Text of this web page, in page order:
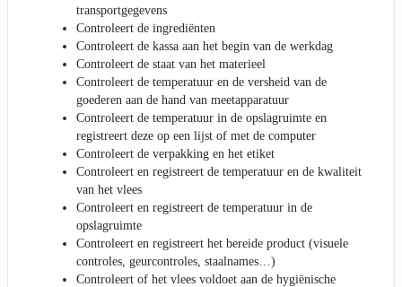
transportgegevens
Controleert de ingrediënten
Controleert de kassa aan het begin van de werkdag
Controleert de staat van het materieel
Controleert de temperatuur en de versheid van de
goederen aan de hand van meetapparatuur
Controleert de temperatuur in de opslagruimte en
registreert deze op een lijst of met de computer
Controleert de verpakking en het etiket
Controleert en registreert de temperatuur en de kwaliteit
van het vlees
Controleert en registreert de temperatuur in de
opslagruimte
Controleert en registreert het bereide product (visuele
controles, geurcontroles, staalnames…)
Controleert of het vlees voldoet aan de hygiënische